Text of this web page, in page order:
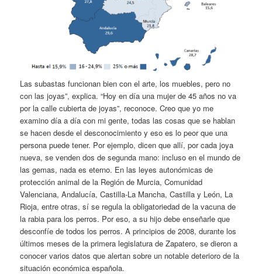
Las subastas funcionan bien con el arte, los muebles, pero no
con las joyas”, explica. “Hoy en día una mujer de 45 años no va
por la calle cubierta de joyas”, reconoce. Creo que yo me
examino día a día con mi gente, todas las cosas que se hablan
se hacen desde el desconocimiento y eso es lo peor que una
persona puede tener. Por ejemplo, dicen que allí, por cada joya
nueva, se venden dos de segunda mano: incluso en el mundo de
las gemas, nada es eterno. En las leyes autonómicas de
protección animal de la Región de Murcia, Comunidad
Valenciana, Andalucía, Castilla-La Mancha, Castilla y León, La
Rioja, entre otras, sí se regula la obligatoriedad de la vacuna de
la rabia para los perros. Por eso, a su hijo debe enseñarle que
desconfíe de todos los perros. A principios de 2008, durante los
últimos meses de la primera legislatura de Zapatero, se dieron a
conocer varios datos que alertan sobre un notable deterioro de la
situación económica española.